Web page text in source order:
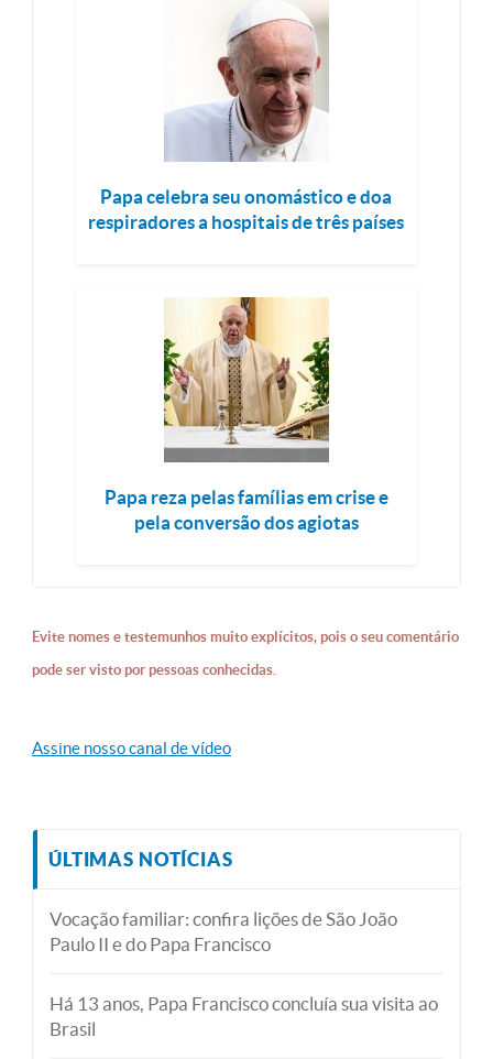
Papa celebra seu onomástico e doa
respiradores a hospitais de três países
Papa reza pelas famílias em crise e
pela conversão dos agiotas
Evite nomes e testemunhos muito explícitos, pois o seu comentário
pode ser visto por pessoas conhecidas.
Assine nosso canal de vídeo
ÚLTIMAS NOTÍCIAS
Vocação familiar: confira lições de São João
Paulo II e do Papa Francisco
Há 13 anos, Papa Francisco concluía sua visita ao
Brasil